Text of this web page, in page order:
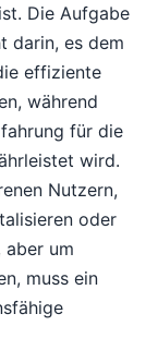
Die Aufgabe
darin, es dem
effiziente
während
für die
wird.
Nutzern,
oder
aber um
muss ein